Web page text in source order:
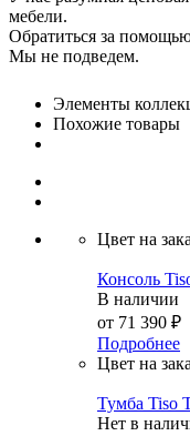
мебели.
Обратиться за
Мы не подведем.
Элементы
Похожие товары
Цвет на
Консоль
В наличии
от 71 390 ₽
Подробнее
Цвет на
Тумба Tiso
Нет в